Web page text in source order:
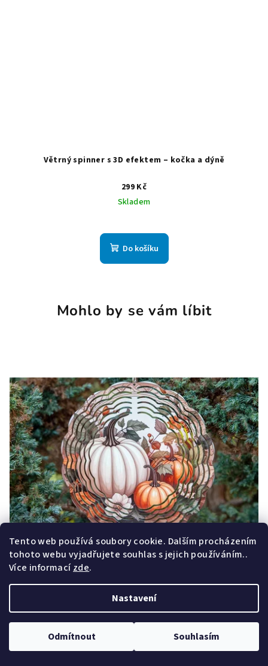
Tento web používá soubory cookie. Dalším procházením
tohoto webu vyjadřujete souhlas s jejich používáním..
Více informacízde.
Nastavení
Odmítnout Souhlasím
Větrný spinner s 3D efektem – kočka a dýně
299 Kč
Skladem
Do košíku
Mohlo by se vám líbit
Větrný spinner s 3D efektem – dýně
299 Kč
Skladem